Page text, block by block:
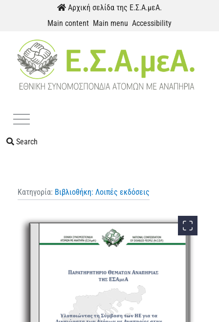
Αρχική σελίδα της Ε.Σ.Α.μεΑ.
Main content Main menu Accessibility
Search
Κατηγορία: Βιβλιοθήκη: Λοιπές εκδόσεις